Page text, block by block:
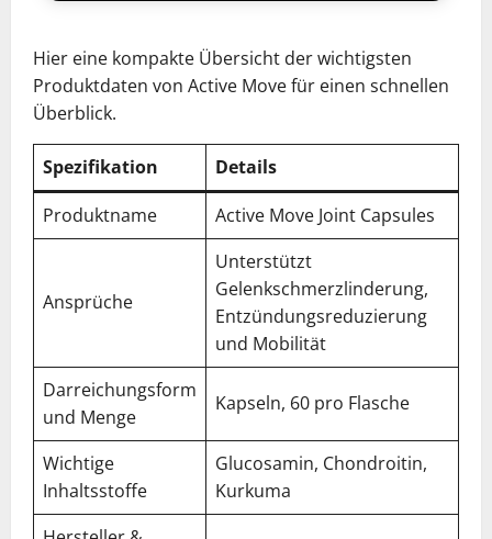
Hier eine kompakte Übersicht der wichtigsten
Produktdaten von Active Move für einen schnellen
Überblick.
Spezifikation
Details
Produktname
Active Move Joint Capsules
Ansprüche
Unterstützt
Gelenkschmerzlinderung,
Entzündungsreduzierung
und Mobilität
Darreichungsform
und Menge
Kapseln, 60 pro Flasche
Wichtige
Inhaltsstoffe
Glucosamin, Chondroitin,
Kurkuma